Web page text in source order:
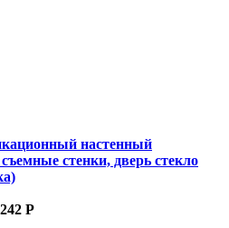
настенный
стенки, дверь стекло
Р